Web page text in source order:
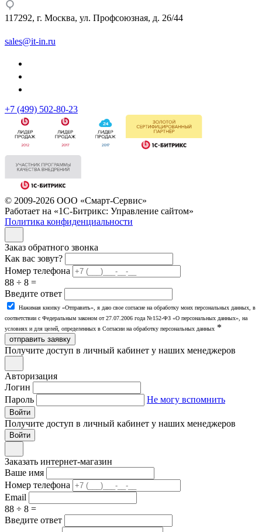
117292, г. Москва, ул. Профсоюзная, д. 26/44
sales@it-in.ru
+7 (499) 502-80-23
© 2009-2026 ООО «Смарт-Сервис»
Работает на «1С-Битрикс: Управление сайтом»
Политика конфиденциальности
Заказ обратного звонка
Как вас зовут?
Номер телефона
88 ÷ 8 =
Введите ответ
Нажимая кнопку «Отправить», я даю свое согласие на обработку моих персональных данных, в
соответствии с Федеральным законом от 27.07.2006 года №152-ФЗ «О персональных данных», на
условиях и для целей, определенных в Согласии на обработку персональных данных *
отправить заявку
Получите доступ в личный кабинет у наших менеджеров
Авторизация
Логин
Пароль
Не могу вспомнить
Войти
Получите доступ в личный кабинет у наших менеджеров
Заказать интернет-магазин
Ваше имя
Номер телефона
Email
88 ÷ 8 =
Введите ответ